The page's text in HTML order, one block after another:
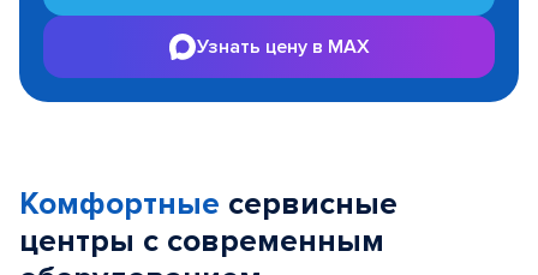
Узнать цену в MAX
Комфортные сервисные
центры с современным